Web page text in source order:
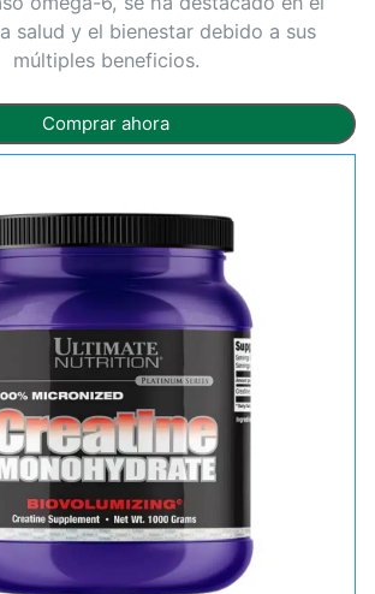
salud y el bienestar debido a sus
múltiples beneficios.
Comprar ahora